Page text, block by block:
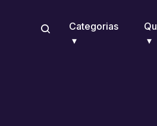
Categorias